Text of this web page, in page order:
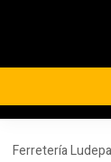
Ferretería